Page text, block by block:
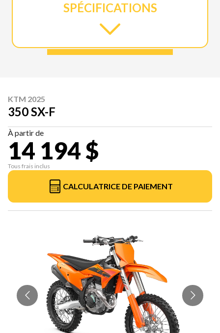
SPÉCIFICATIONS
KTM 2025
350 SX-F
À partir de
14 194 $
Tous frais inclus
CALCULATRICE DE PAIEMENT